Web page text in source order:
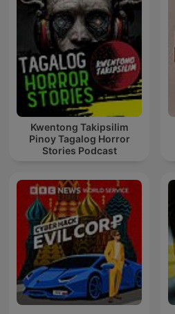
Kwentong Takipsilim
Pinoy Tagalog Horror
Stories Podcast